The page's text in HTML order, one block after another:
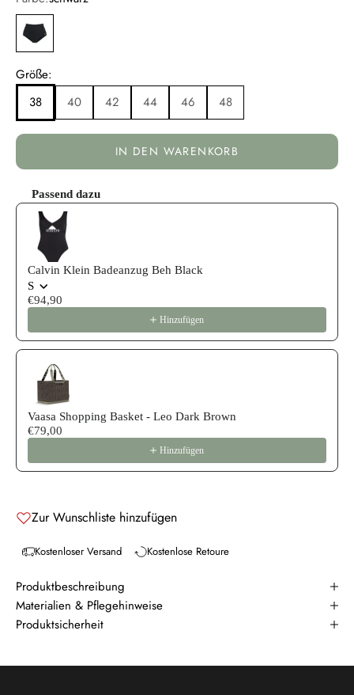
schwarz
Größe:
38
40 42 44 46 48
IN DEN WARENKORB
Passend dazu
Use the Previous and Next buttons to navigate through product
Calvin Klein Badeanzug Beh Black
S
€94,90
Hinzufügen
Vaasa Shopping Basket - Leo Dark Brown
€79,00
Hinzufügen
Zur Wunschliste hinzufügen
Kostenloser Versand Kostenlose Retoure
Produktbeschreibung
Materialien & Pflegehinweise
Produktsicherheit